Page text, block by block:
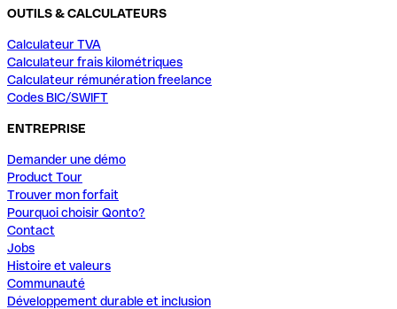
OUTILS & CALCULATEURS
Calculateur TVA
Calculateur frais kilométriques
Calculateur rémunération freelance
Codes BIC/SWIFT
ENTREPRISE
Demander une démo
Product Tour
Trouver mon forfait
Pourquoi choisir Qonto?
Contact
Jobs
Histoire et valeurs
Communauté
Développement durable et inclusion